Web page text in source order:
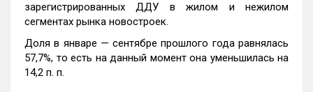
зарегистрированных ДДУ в жилом и нежилом
сегментах рынка новостроек.
Доля в январе — сентябре прошлого года равнялась
57,7%, то есть на данный момент она уменьшилась на
14,2 п. п.